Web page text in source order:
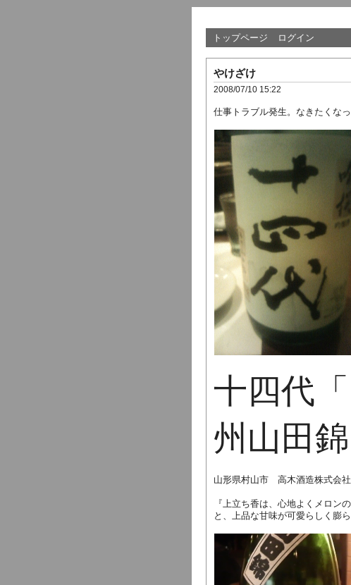
トップページ ログイン
やけざけ
2008/07/10 15:22
仕事トラブル発生。なきたくな
十四代
州山田錦
山形県村山市 高木酒造株式会社
『上立ち香は、心地よくメロン
と、上品な甘味が可愛らしく膨